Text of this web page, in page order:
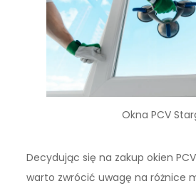
Okna PCV
Decydując się na zakup okien
warto zwrócić uwagę na różnice